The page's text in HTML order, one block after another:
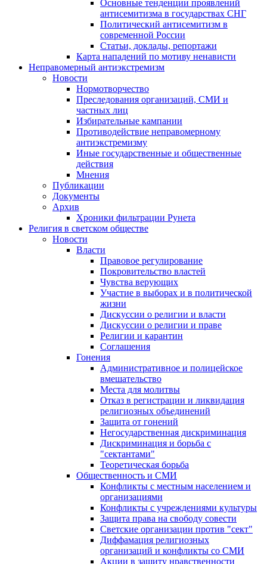
Основные тенденции проявлений
антисемитизма в государствах СНГ
Политический антисемитизм в
современной России
Статьи, доклады, репортажи
Карта нападений по мотиву ненависти
Неправомерный антиэкстремизм
Новости
Нормотворчество
Преследования организаций, СМИ и
частных лиц
Избирательные кампании
Противодействие неправомерному
антиэкстремизму
Иные государственные и общественные
действия
Мнения
Публикации
Документы
Архив
Хроники фильтрации Рунета
Религия в светском обществе
Новости
Власти
Правовое регулирование
Покровительство властей
Чувства верующих
Участие в выборах и в политической
жизни
Дискуссии о религии и власти
Дискуссии о религии и праве
Религии и карантин
Соглашения
Гонения
Административное и полицейское
вмешательство
Места для молитвы
Отказ в регистрации и ликвидация
религиозных объединений
Защита от гонений
Негосударственная дискриминация
Дискриминация и борьба с
"сектантами"
Теоретическая борьба
Общественность и СМИ
Конфликты с местным населением и
организациями
Конфликты с учреждениями культуры
Защита права на свободу совести
Светские организации против "сект"
Диффамация религиозных
организаций и конфликты со СМИ
Акции в защиту нравственности